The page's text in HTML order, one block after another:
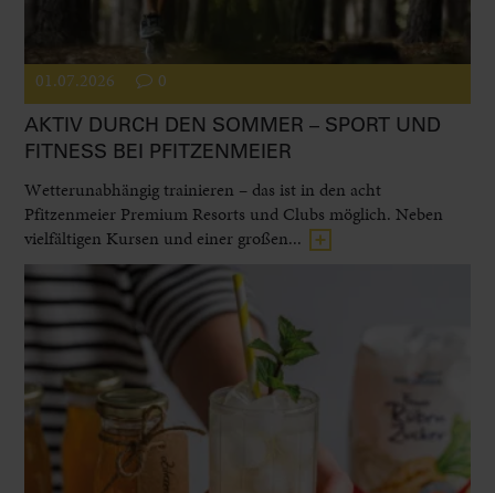
01.07.2026 0
AKTIV DURCH DEN SOMMER – SPORT UND
FITNESS BEI PFITZENMEIER
Wetterunabhängig trainieren – das ist in den acht
Pfitzenmeier Premium Resorts und Clubs möglich. Neben
vielfältigen Kursen und einer großen...